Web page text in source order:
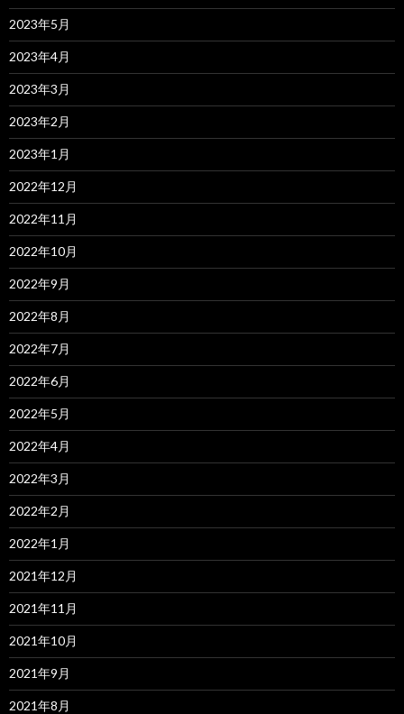
2023年5月
2023年4月
2023年3月
2023年2月
2023年1月
2022年12月
2022年11月
2022年10月
2022年9月
2022年8月
2022年7月
2022年6月
2022年5月
2022年4月
2022年3月
2022年2月
2022年1月
2021年12月
2021年11月
2021年10月
2021年9月
2021年8月